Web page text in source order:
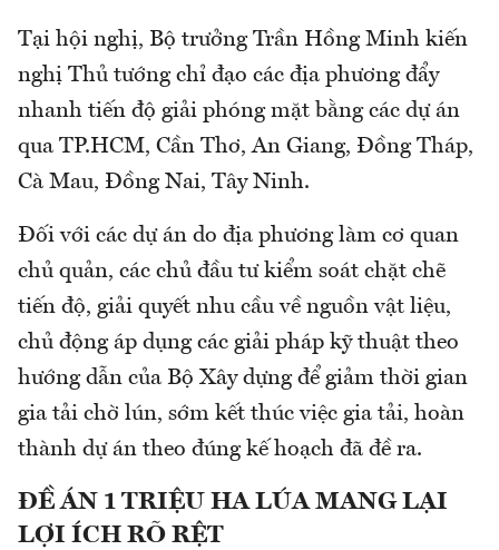
Tại hội nghị, Bộ trưởng Trần Hồng Minh kiến
nghị Thủ tướng chỉ đạo các địa phương đẩy
nhanh tiến độ giải phóng mặt bằng các dự án
qua TP.HCM, Cần Thơ, An Giang, Đồng Tháp,
Cà Mau, Đồng Nai, Tây Ninh.
Đối với các dự án do địa phương làm cơ quan
chủ quản, các chủ đầu tư kiểm soát chặt chẽ
tiến độ, giải quyết nhu cầu về nguồn vật liệu,
chủ động áp dụng các giải pháp kỹ thuật theo
hướng dẫn của Bộ Xây dựng để giảm thời gian
gia tải chờ lún, sớm kết thúc việc gia tải, hoàn
thành dự án theo đúng kế hoạch đã đề ra.
ĐỀ ÁN 1 TRIỆU HA LÚA MANG LẠI
LỢI ÍCH RÕ RỆT